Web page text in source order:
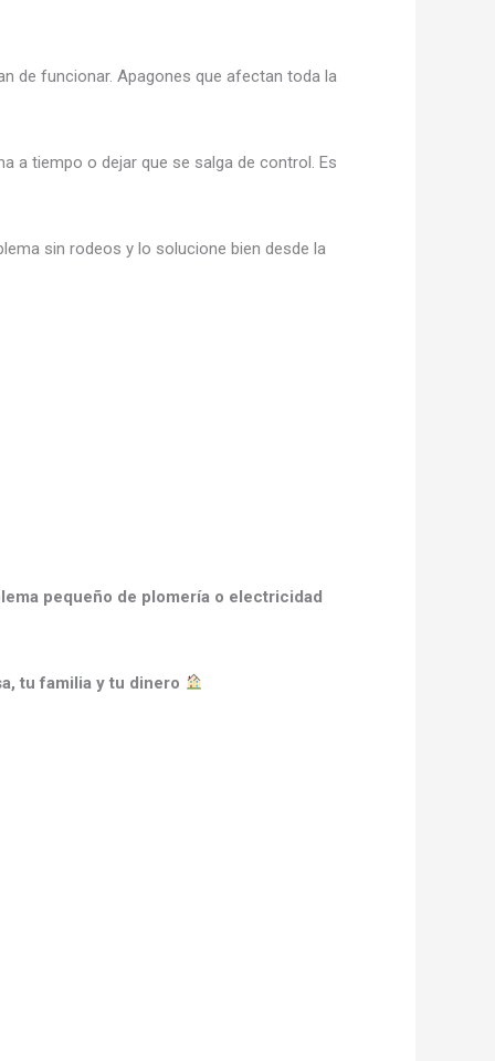
de funcionar. Apagones que afectan toda la
a tiempo o dejar que se salga de control. Es
sin rodeos y lo solucione bien desde la
pequeño de plomería o electricidad
tu familia y tu dinero